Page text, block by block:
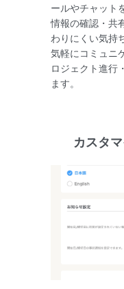
ールやチャット
情報の確認・共
わりにくい気持
気軽にコミュニ
ロジェクト進行
ます。
カスタ